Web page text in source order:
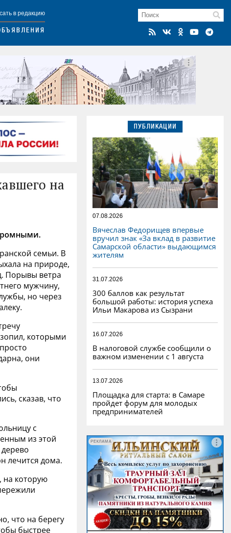
в редакцию
на
семьи. В
на природе,
Порывы ветра
мужчину,
но через
которыми
они
сказав, что
с
из этой
лечится дома.
на которую
что на берегу
быстрее
ПУБЛИКАЦИИ
07.08.2026
Вячеслав Федорищев впервые
вручил знак «За вклад в развитие
Самарской области» выдающимся
жителям
31.07.2026
300 баллов как результат
большой работы: история успеха
Ильи Макарова из Сызрани
16.07.2026
В налоговой службе сообщили о
важном изменении с 1 августа
13.07.2026
Площадка для старта: в Самаре
пройдет форум для молодых
предпринимателей
РЕКЛАМА